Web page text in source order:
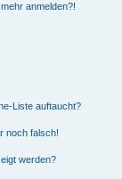
anmelden?!
Liste auftaucht?
noch falsch!
werden?